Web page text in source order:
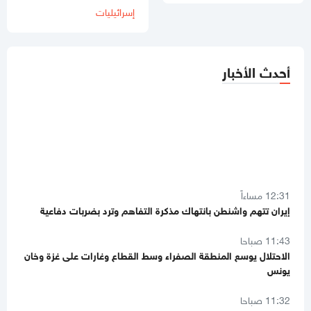
إسرائيليات
أحدث الأخبار
إيران تتهم واشنطن بانتهاك مذكرة التفاهم وترد بضربات دفاعية
11:43 صباحا
الاحتلال يوسع المنطقة الصفراء وسط القطاع وغارات على غزة وخان
يونس
11:32 صباحا
3 قتلى بجريمتي انفجار وإطلاق نار في يافا وقلنسوة